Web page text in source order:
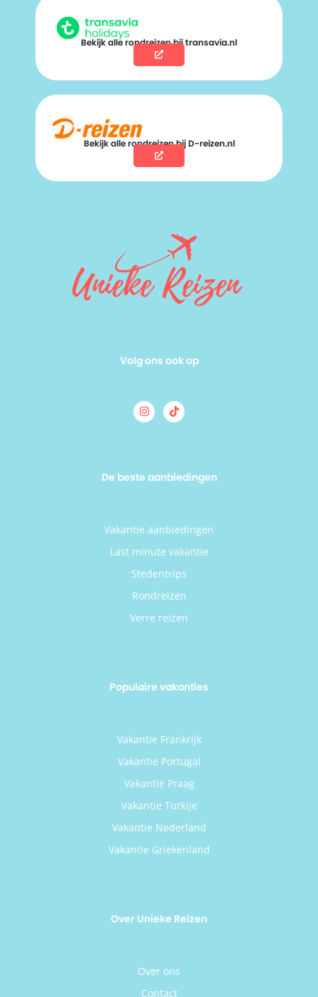
Bekijk alle rondreizen bij transavia.nl
Bekijk alle rondreizen bij D-reizen.nl
Volg ons ook op
De beste aanbiedingen
Vakantie aanbiedingen
Last minute vakantie
Stedentrips
Rondreizen
Verre reizen
Populaire vakanties
Vakantie Frankrijk
Vakantie Portugal
Vakantie Praag
Vakantie Turkije
Vakantie Nederland
Vakantie Griekenland
Over Unieke Reizen
Over ons
Contact